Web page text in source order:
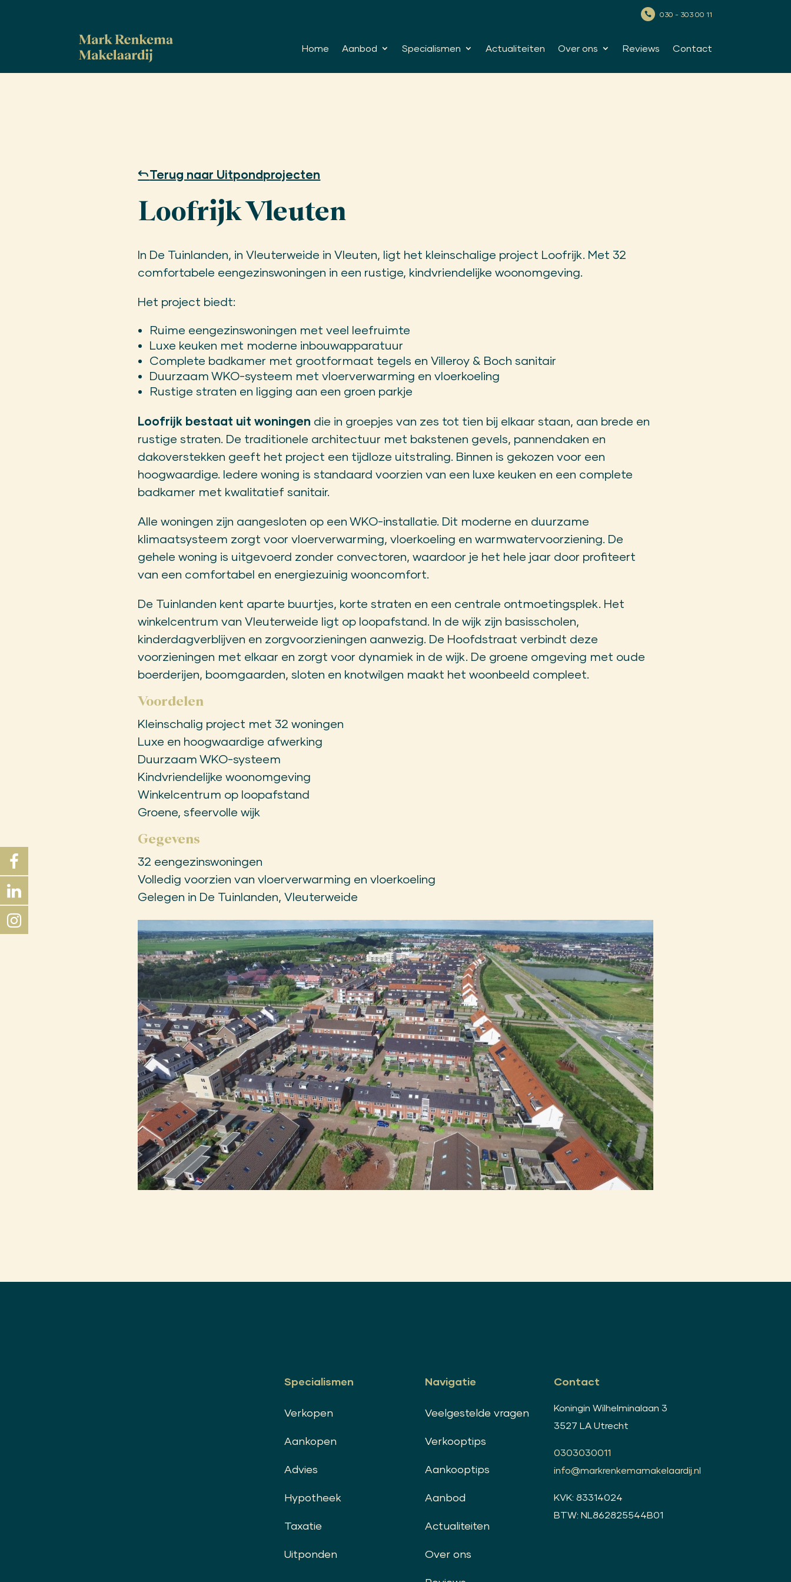
 030 - 303 00 11
Home Aanbod Specialismen Actualiteiten Over ons Reviews Contact
Terug naar Uitpondprojecten
Loofrijk Vleuten
In De Tuinlanden, in Vleuterweide in Vleuten, ligt het kleinschalige project Loofrijk. Met 32
comfortabele eengezinswoningen in een rustige, kindvriendelijke woonomgeving.
Het project biedt:
Ruime eengezinswoningen met veel leefruimte
Luxe keuken met moderne inbouwapparatuur
Complete badkamer met grootformaat tegels en Villeroy & Boch sanitair
Duurzaam WKO-systeem met vloerverwarming en vloerkoeling
Rustige straten en ligging aan een groen parkje
Loofrijk bestaat uit woningen die in groepjes van zes tot tien bij elkaar staan, aan brede en
rustige straten. De traditionele architectuur met bakstenen gevels, pannendaken en
dakoverstekken geeft het project een tijdloze uitstraling. Binnen is gekozen voor een
hoogwaardige. Iedere woning is standaard voorzien van een luxe keuken en een complete
badkamer met kwalitatief sanitair.
Alle woningen zijn aangesloten op een WKO-installatie. Dit moderne en duurzame
klimaatsysteem zorgt voor vloerverwarming, vloerkoeling en warmwatervoorziening. De
gehele woning is uitgevoerd zonder convectoren, waardoor je het hele jaar door profiteert
van een comfortabel en energiezuinig wooncomfort.
De Tuinlanden kent aparte buurtjes, korte straten en een centrale ontmoetingsplek. Het
winkelcentrum van Vleuterweide ligt op loopafstand. In de wijk zijn basisscholen,
kinderdagverblijven en zorgvoorzieningen aanwezig. De Hoofdstraat verbindt deze
voorzieningen met elkaar en zorgt voor dynamiek in de wijk. De groene omgeving met oude
boerderijen, boomgaarden, sloten en knotwilgen maakt het woonbeeld compleet.
Voordelen
Kleinschalig project met 32 woningen
Luxe en hoogwaardige afwerking
Duurzaam WKO-systeem
Kindvriendelijke woonomgeving
Winkelcentrum op loopafstand
Groene, sfeervolle wijk
Gegevens
32 eengezinswoningen
Volledig voorzien van vloerverwarming en vloerkoeling
Gelegen in De Tuinlanden, Vleuterweide
Specialismen
Verkopen
Aankopen
Advies
Hypotheek
Taxatie
Uitponden
Navigatie
Veelgestelde vragen
Verkooptips
Aankooptips
Aanbod
Actualiteiten
Over ons
Contact
Koningin Wilhelminalaan 3
3527 LA Utrecht
0303030011
info@markrenkemamakelaardij.nl
KVK: 83314024
BTW: NL862825544B01